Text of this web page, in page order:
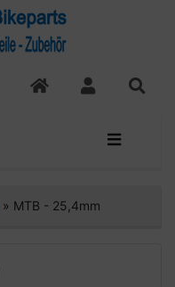
» MTB - 25,4mm